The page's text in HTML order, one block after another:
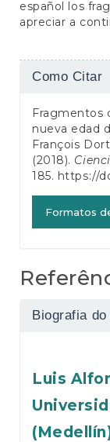
español los
apreciar a
Detalhes
artigo
Como Citar
Fragmentos
nueva edad
François
(2018).
185. https://
Formatos
Biografia do
Luis